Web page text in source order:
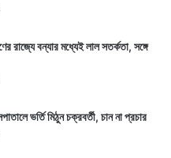
রাজ্যে বন্যার মধ্যেই লাল সতর্কতা, সঙ্গে
ভর্তি মিঠুন চক্রবর্তী, চান না প্রচার